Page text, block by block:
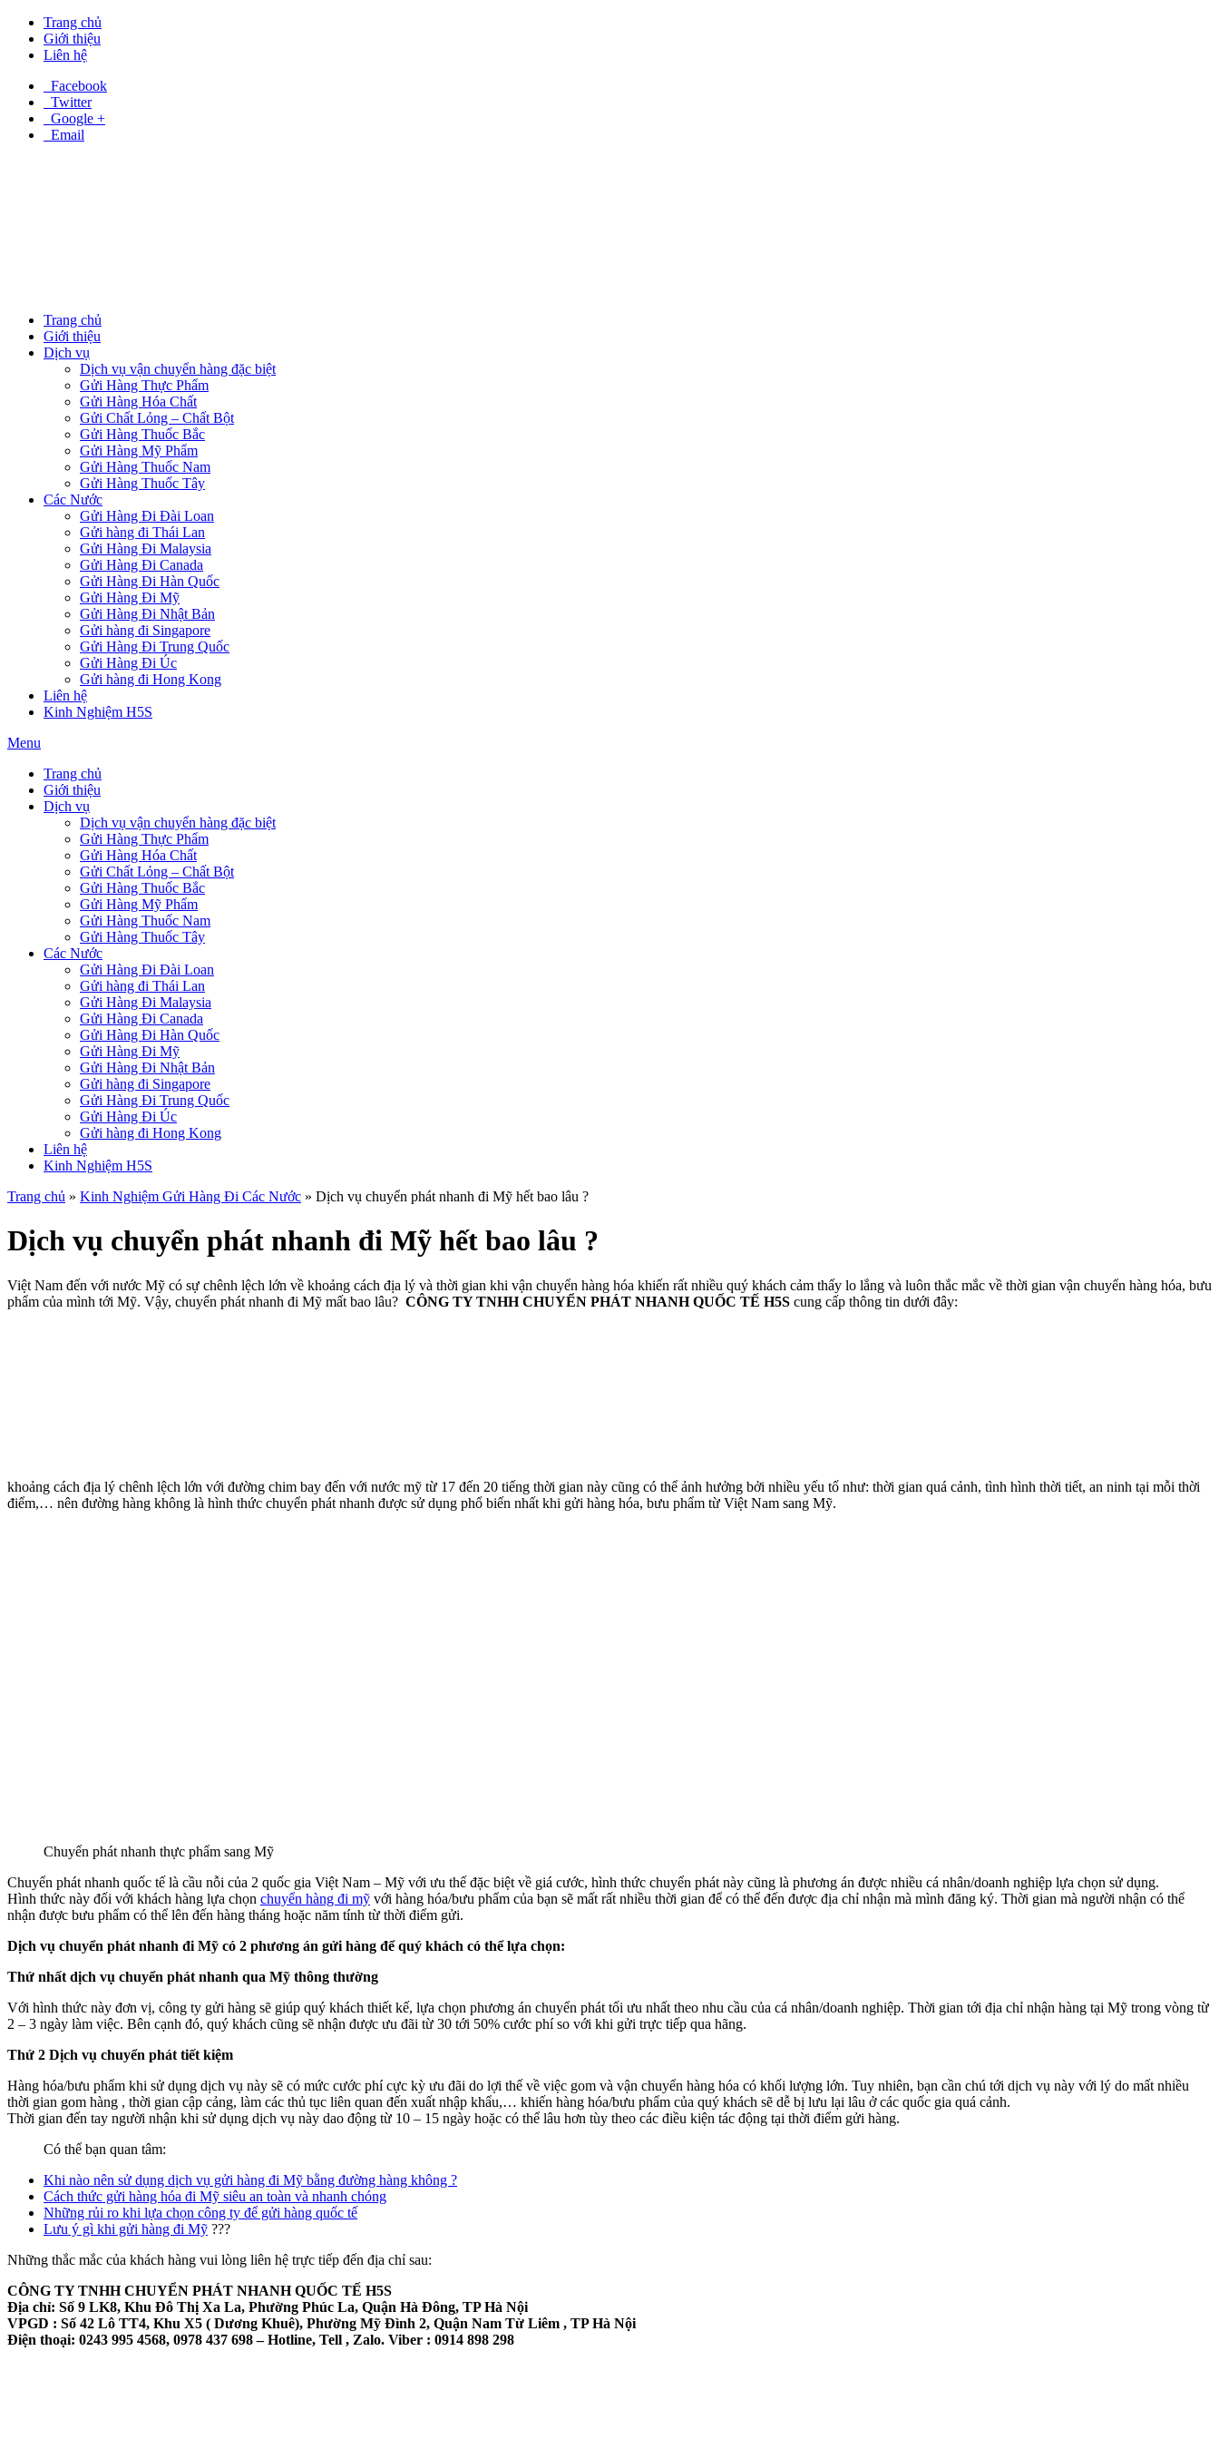
Trang chủ
Giới thiệu
Liên hệ
Facebook
Twitter
Google +
Email
Trang chủ
Giới thiệu
Dịch vụ
Dịch vụ vận chuyển hàng đặc biệt
Gửi Hàng Thực Phẩm
Gửi Hàng Hóa Chất
Gửi Chất Lỏng – Chất Bột
Gửi Hàng Thuốc Bắc
Gửi Hàng Mỹ Phẩm
Gửi Hàng Thuốc Nam
Gửi Hàng Thuốc Tây
Các Nước
Gửi Hàng Đi Đài Loan
Gửi hàng đi Thái Lan
Gửi Hàng Đi Malaysia
Gửi Hàng Đi Canada
Gửi Hàng Đi Hàn Quốc
Gửi Hàng Đi Mỹ
Gửi Hàng Đi Nhật Bản
Gửi hàng đi Singapore
Gửi Hàng Đi Trung Quốc
Gửi Hàng Đi Úc
Gửi hàng đi Hong Kong
Liên hệ
Kinh Nghiệm H5S
Menu
Trang chủ
Giới thiệu
Dịch vụ
Dịch vụ vận chuyển hàng đặc biệt
Gửi Hàng Thực Phẩm
Gửi Hàng Hóa Chất
Gửi Chất Lỏng – Chất Bột
Gửi Hàng Thuốc Bắc
Gửi Hàng Mỹ Phẩm
Gửi Hàng Thuốc Nam
Gửi Hàng Thuốc Tây
Các Nước
Gửi Hàng Đi Đài Loan
Gửi hàng đi Thái Lan
Gửi Hàng Đi Malaysia
Gửi Hàng Đi Canada
Gửi Hàng Đi Hàn Quốc
Gửi Hàng Đi Mỹ
Gửi Hàng Đi Nhật Bản
Gửi hàng đi Singapore
Gửi Hàng Đi Trung Quốc
Gửi Hàng Đi Úc
Gửi hàng đi Hong Kong
Liên hệ
Kinh Nghiệm H5S
Trang chủ » Kinh Nghiệm Gửi Hàng Đi Các Nước » Dịch vụ chuyển phát nhanh đi Mỹ hết bao lâu ?
Dịch vụ chuyển phát nhanh đi Mỹ hết bao lâu ?
Việt Nam đến với nước Mỹ có sự chênh lệch lớn về khoảng cách địa lý và thời gian khi vận chuyển hàng hóa khiến rất nhiều quý khách cảm thấy lo lắng và luôn thắc mắc về thời gian vận chuyển hàng hóa, bưu
phẩm của mình tới Mỹ. Vậy, chuyển phát nhanh đi Mỹ mất bao lâu? CÔNG TY TNHH CHUYỂN PHÁT NHANH QUỐC TẾ H5S cung cấp thông tin dưới đây:
khoảng cách địa lý chênh lệch lớn với đường chim bay đến với nước mỹ từ 17 đến 20 tiếng thời gian này cũng có thể ảnh hưởng bởi nhiều yếu tố như: thời gian quá cảnh, tình hình thời tiết, an ninh tại mỗi thời
điểm,… nên đường hàng không là hình thức chuyển phát nhanh được sử dụng phổ biến nhất khi gửi hàng hóa, bưu phẩm từ Việt Nam sang Mỹ.
Chuyển phát nhanh thực phẩm sang Mỹ
Chuyển phát nhanh quốc tế là cầu nỗi của 2 quốc gia Việt Nam – Mỹ với ưu thế đặc biệt về giá cước, hình thức chuyển phát này cũng là phương án được nhiều cá nhân/doanh nghiệp lựa chọn sử dụng.
Hình thức này đối với khách hàng lựa chọn chuyển hàng đi mỹ với hàng hóa/bưu phẩm của bạn sẽ mất rất nhiều thời gian để có thể đến được địa chỉ nhận mà mình đăng ký. Thời gian mà người nhận có thể
nhận được bưu phẩm có thể lên đến hàng tháng hoặc năm tính từ thời điểm gửi.
Dịch vụ chuyển phát nhanh đi Mỹ có 2 phương án gửi hàng để quý khách có thể lựa chọn:
Thứ nhất dịch vụ chuyển phát nhanh qua Mỹ thông thường
Với hình thức này đơn vị, công ty gửi hàng sẽ giúp quý khách thiết kế, lựa chọn phương án chuyển phát tối ưu nhất theo nhu cầu của cá nhân/doanh nghiệp. Thời gian tới địa chỉ nhận hàng tại Mỹ trong vòng từ
2 – 3 ngày làm việc. Bên cạnh đó, quý khách cũng sẽ nhận được ưu đãi từ 30 tới 50% cước phí so với khi gửi trực tiếp qua hãng.
Thứ 2 Dịch vụ chuyển phát tiết kiệm
Hàng hóa/bưu phẩm khi sử dụng dịch vụ này sẽ có mức cước phí cực kỳ ưu đãi do lợi thế về việc gom và vận chuyển hàng hóa có khối lượng lớn. Tuy nhiên, bạn cần chú tới dịch vụ này với lý do mất nhiều
thời gian gom hàng , thời gian cập cảng, làm các thủ tục liên quan đến xuất nhập khẩu,… khiến hàng hóa/bưu phẩm của quý khách sẽ dễ bị lưu lại lâu ở các quốc gia quá cảnh.
Thời gian đến tay người nhận khi sử dụng dịch vụ này dao động từ 10 – 15 ngày hoặc có thể lâu hơn tùy theo các điều kiện tác động tại thời điểm gửi hàng.
Có thể bạn quan tâm:
Khi nào nên sử dụng dịch vụ gửi hàng đi Mỹ bằng đường hàng không ?
Cách thức gửi hàng hóa đi Mỹ siêu an toàn và nhanh chóng
Những rủi ro khi lựa chọn công ty để gửi hàng quốc tế
Lưu ý gì khi gửi hàng đi Mỹ ???
Những thắc mắc của khách hàng vui lòng liên hệ trực tiếp đến địa chỉ sau:
CÔNG TY TNHH CHUYỂN PHÁT NHANH QUỐC TẾ H5S
Địa chỉ: Số 9 LK8, Khu Đô Thị Xa La, Phường Phúc La, Quận Hà Đông, TP Hà Nội
VPGD : Số 42 Lô TT4, Khu X5 ( Dương Khuê), Phường Mỹ Đình 2, Quận Nam Từ Liêm , TP Hà Nội
Điện thoại: 0243 995 4568, 0978 437 698 – Hotline, Tell , Zalo. Viber : 0914 898 298